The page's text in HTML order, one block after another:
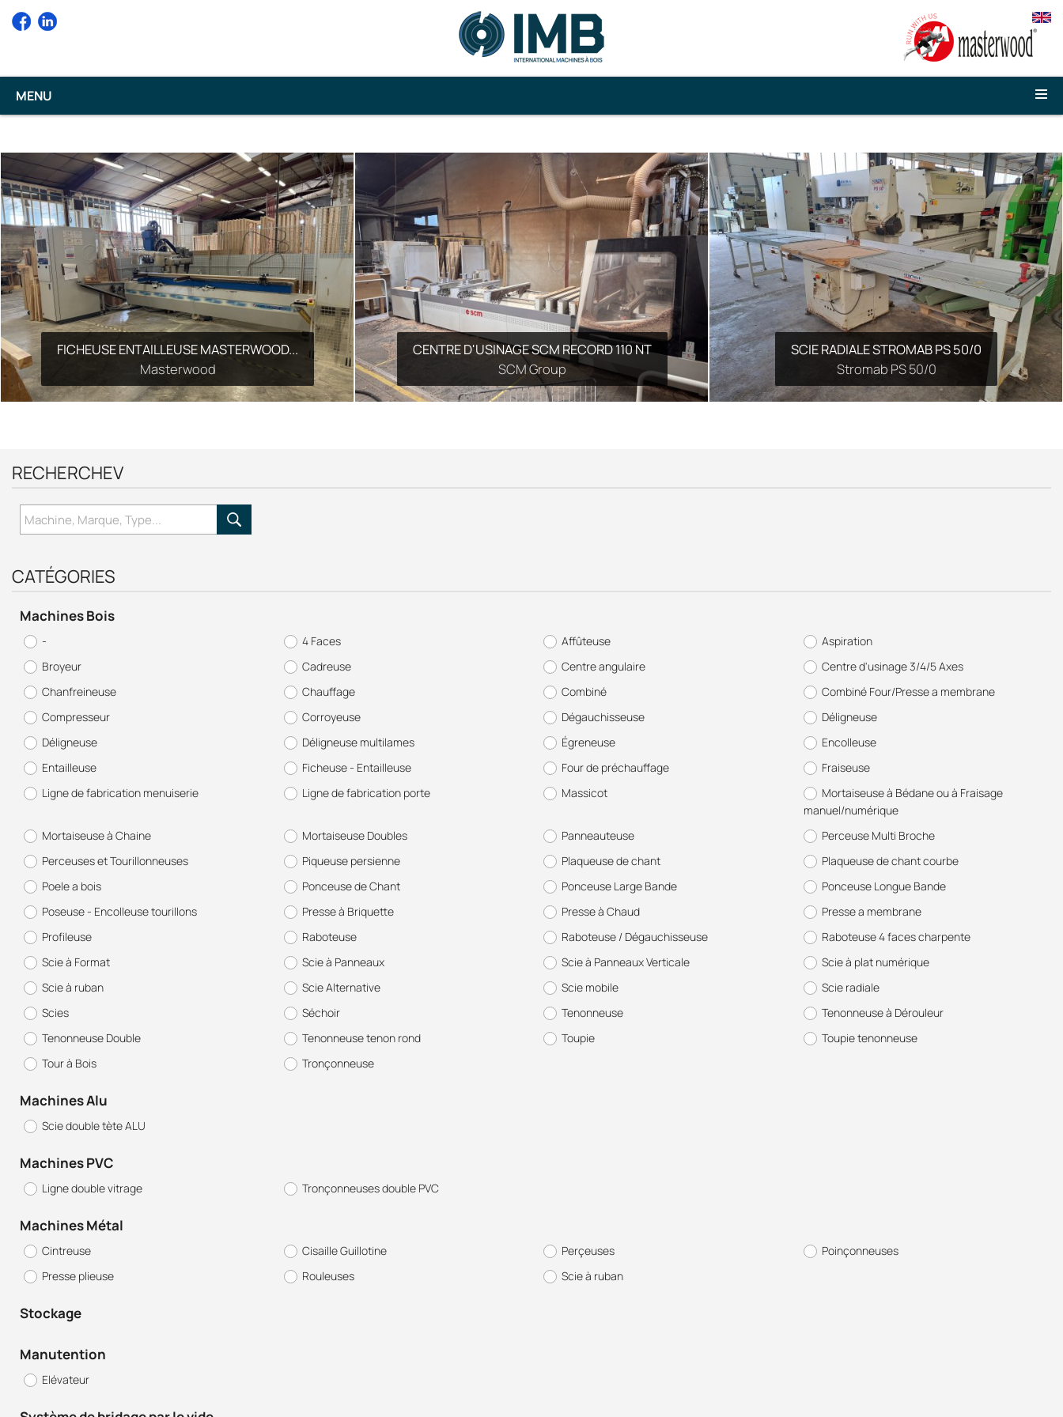
ttuu
MENU
FICHEUSE ENTAILLEUSE MASTERWOOD...
Masterwood
CENTRE D'USINAGE SCM RECORD 110 NT
SCM Group
SCIE RADIALE STROMAB PS 50/0
Stromab PS 50/0
RECHERCHEV
CATÉGORIES
Machines Bois
- 4 Faces Affûteuse
Aspiration
Broyeur
Cadreuse Centre angulaire
Centre d'usinage 3/4/5 Axes
Chanfreineuse
Chauffage Combiné
Combiné Four/Presse a membrane
Compresseur
Corroyeuse Dégauchisseuse
Déligneuse
Déligneuse
Déligneuse multilames Égreneuse
Encolleuse
Entailleuse
Ficheuse - Entailleuse Four de préchauffage
Fraiseuse
Ligne de fabrication menuiserie
Ligne de fabrication porte Massicot
Mortaiseuse à Bédane ou à Fraisage
manuel/numérique
Mortaiseuse à Chaine
Mortaiseuse Doubles Panneauteuse
Perceuse Multi Broche
Perceuses et Tourillonneuses
Piqueuse persienne Plaqueuse de chant
Plaqueuse de chant courbe
Poele a bois
Ponceuse de Chant Ponceuse Large Bande
Ponceuse Longue Bande
Poseuse - Encolleuse tourillons
Presse à Briquette Presse à Chaud
Presse a membrane
Profileuse
Raboteuse Raboteuse / Dégauchisseuse
Raboteuse 4 faces charpente
Scie à Format
Scie à Panneaux Scie à Panneaux Verticale
Scie à plat numérique
Scie à ruban
Scie Alternative Scie mobile
Scie radiale
Scies
Séchoir Tenonneuse
Tenonneuse à Dérouleur
Tenonneuse Double
Tenonneuse tenon rond Toupie
Toupie tenonneuse
Tour à Bois
Tronçonneuse
Machines Alu
Scie double tète ALU
Machines PVC
Ligne double vitrage Tronçonneuses double PVC
Machines Métal
Cintreuse Cisaille Guillotine Perçeuses
Poinçonneuses
Presse plieuse
Rouleuses Scie à ruban
Stockage
Manutention
Elévateur